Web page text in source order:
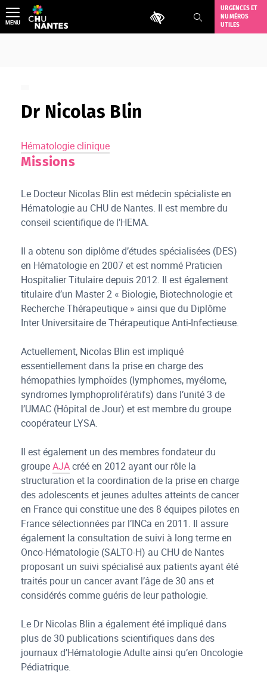
Aller
au
contenu
Outils d'accessibilité
URGENCES ET
NUMÉROS
UTILES
MENU
Dr Nicolas Blin
Hématologie clinique
Missions
Le Docteur Nicolas Blin est médecin spécialiste en
Hématologie au CHU de Nantes. Il est membre du
conseil scientifique de l’HEMA.
Il a obtenu son diplôme d’études spécialisées (DES)
en Hématologie en 2007 et est nommé Praticien
Hospitalier Titulaire depuis 2012. Il est également
titulaire d’un Master 2 « Biologie, Biotechnologie et
Recherche Thérapeutique » ainsi que du Diplôme
Inter Universitaire de Thérapeutique Anti-Infectieuse.
Actuellement, Nicolas Blin est impliqué
essentiellement dans la prise en charge des
hémopathies lymphoïdes (lymphomes, myélome,
syndromes lymphoprolifératifs) dans l’unité 3 de
l’UMAC (Hôpital de Jour) et est membre du groupe
coopérateur LYSA.
Il est également un des membres fondateur du
groupeAJAcréé en 2012 ayant our rôle la
structuration et la coordination de la prise en charge
des adolescents et jeunes adultes atteints de cancer
en France qui constitue une des 8 équipes pilotes en
France sélectionnées par l’INCa en 2011. Il assure
également la consultation de suivi à long terme en
Onco-Hématologie (SALTO-H) au CHU de Nantes
proposant un suivi spécialisé aux patients ayant été
traités pour un cancer avant l’âge de 30 ans et
considérés comme guéris de leur pathologie.
Le Dr Nicolas Blin a également été impliqué dans
plus de 30 publications scientifiques dans des
journaux d’Hématologie Adulte ainsi qu’en Oncologie
Pédiatrique.